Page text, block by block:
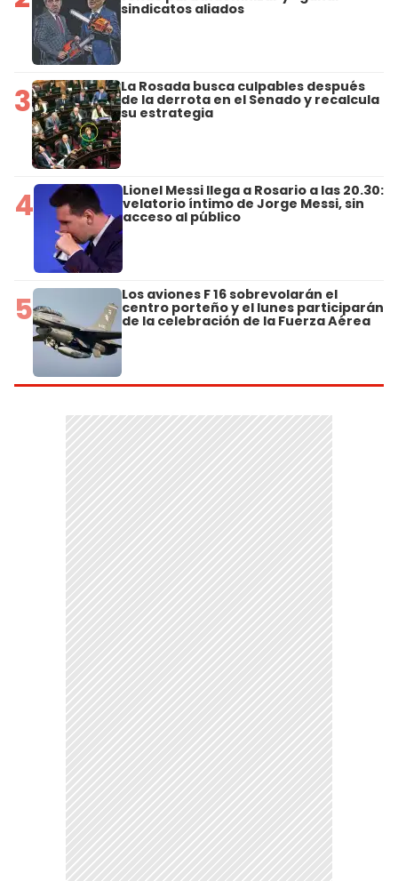
sindicatos aliados
3 La Rosada busca culpables después
de la derrota en el Senado y recalcula
su estrategia
4 Lionel Messi llega a Rosario a las 20.30:
velatorio íntimo de Jorge Messi, sin
acceso al público
5 Los aviones F 16 sobrevolarán el
centro porteño y el lunes participarán
de la celebración de la Fuerza Aérea